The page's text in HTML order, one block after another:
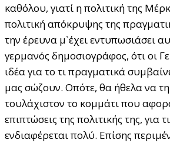
καθόλου, γιατί η πολιτική της
πολιτική απόκρυψης της
την έρευνα μ`έχει εντυπωσιάσει
γερμανός δημοσιογράφος, ότι οι
ιδέα για το τι πραγματικά
μας σώζουν. Οπότε, θα ήθελα να τη
τουλάχιστον το κομμάτι που
επιπτώσεις της πολιτικής της, για
ενδιαφέρεται πολύ. Επίσης